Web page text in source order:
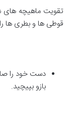
تقویت ماهیچه های
قوطی ها و بطری ها را
دست خود را
بازو بپیچید.